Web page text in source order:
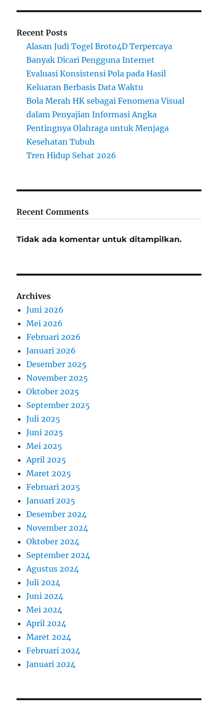
Recent Posts
Alasan Judi Togel Broto4D Terpercaya
Banyak Dicari Pengguna Internet
Evaluasi Konsistensi Pola pada Hasil
Keluaran Berbasis Data Waktu
Bola Merah HK sebagai Fenomena Visual
dalam Penyajian Informasi Angka
Pentingnya Olahraga untuk Menjaga
Kesehatan Tubuh
Tren Hidup Sehat 2026
Recent Comments
Tidak ada komentar untuk ditampilkan.
Archives
Juni 2026
Mei 2026
Februari 2026
Januari 2026
Desember 2025
November 2025
Oktober 2025
September 2025
Juli 2025
Juni 2025
Mei 2025
April 2025
Maret 2025
Februari 2025
Januari 2025
Desember 2024
November 2024
Oktober 2024
September 2024
Agustus 2024
Juli 2024
Juni 2024
Mei 2024
April 2024
Maret 2024
Februari 2024
Januari 2024